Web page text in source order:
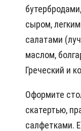
сыром,
салатами
маслом,
Греческий и
Оформите
скатертью,
салфетками.